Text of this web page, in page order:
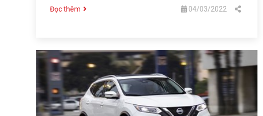
Đọc thêm 04/03/2022